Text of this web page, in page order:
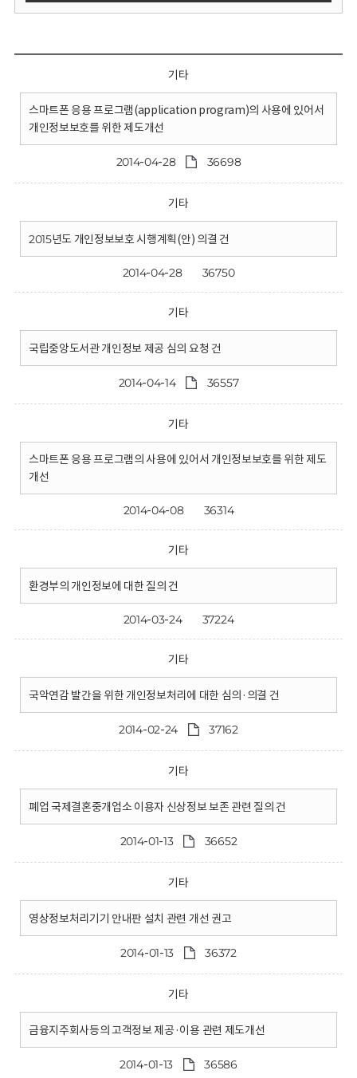
기타
스마트폰 응용 프로그램(application program)의 사용에 있어서
개인정보보호를 위한 제도개선
2014-04-28 36698
기타
2015년도 개인정보보호 시행계획(안) 의결 건
2014-04-28 36750
기타
국립중앙도서관 개인정보 제공 심의 요청 건
2014-04-14 36557
기타
스마트폰 응용 프로그램의 사용에 있어서 개인정보보호를 위한 제도
개선
2014-04-08 36314
기타
환경부의 개인정보에 대한 질의 건
2014-03-24 37224
기타
국악연감 발간을 위한 개인정보처리에 대한 심의·의결 건
2014-02-24 37162
기타
폐업 국제결혼중개업소 이용자 신상정보 보존 관련 질의 건
2014-01-13 36652
기타
영상정보처리기기 안내판 설치 관련 개선 권고
2014-01-13 36372
기타
금융지주회사등의 고객정보 제공·이용 관련 제도개선
2014-01-13 36586